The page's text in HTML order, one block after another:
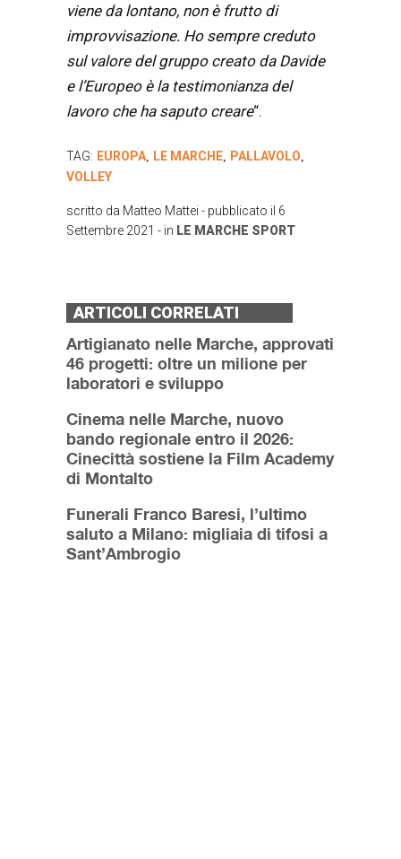
viene da lontano, non è frutto di
improvvisazione. Ho sempre creduto
sul valore del gruppo creato da Davide
e l’Europeo è la testimonianza del
lavoro che ha saputo creare“.
TAG: EUROPA, LE MARCHE, PALLAVOLO,
VOLLEY
scritto da Matteo Mattei - pubblicato il 6
Settembre 2021 - in LE MARCHE SPORT
ARTICOLI CORRELATI
Artigianato nelle Marche, approvati
46 progetti: oltre un milione per
laboratori e sviluppo
Cinema nelle Marche, nuovo
bando regionale entro il 2026:
Cinecittà sostiene la Film Academy
di Montalto
Funerali Franco Baresi, l’ultimo
saluto a Milano: migliaia di tifosi a
Sant’Ambrogio